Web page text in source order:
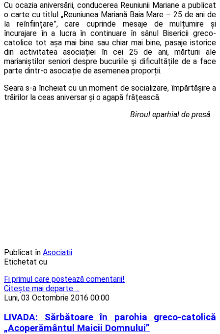
Cu ocazia aniversării, conducerea Reuniunii Mariane a publicat
o carte cu titlul „Reuniunea Mariană Baia Mare – 25 de ani de
la reînființare”, care cuprinde mesaje de mulțumire și
încurajare în a lucra în continuare în sânul Bisericii greco-
catolice tot așa mai bine sau chiar mai bine, pasaje istorice
din activitatea asociației în cei 25 de ani, mărturii ale
marianiștilor seniori despre bucuriile și dificultățile de a face
parte dintr-o asociație de asemenea proporții.
Seara s-a încheiat cu un moment de socializare, împărtășire a
trăirilor la ceas aniversar și o agapă frățească.
Biroul eparhial de presă
Publicat în Asociatii
Etichetat cu
Fi primul care postează comentarii!
Citeşte mai departe ...
Luni, 03 Octombrie 2016 00:00
LIVADA: Sărbătoare în parohia greco-catolică
„Acoperământul Maicii Domnului”